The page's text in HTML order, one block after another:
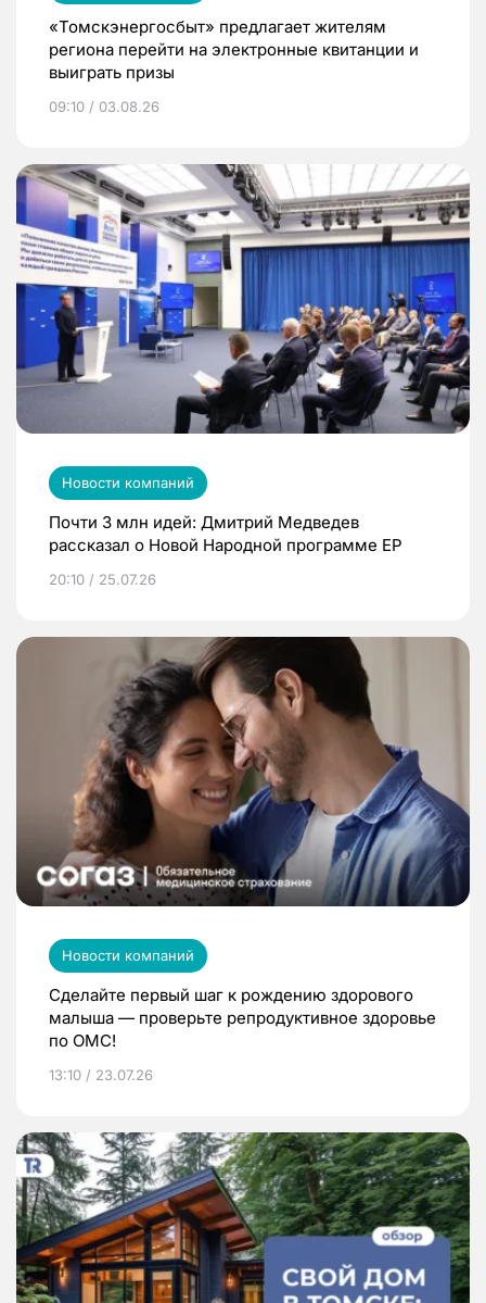
«Томскэнергосбыт» предлагает жителям
региона перейти на электронные квитанции и
выиграть призы
09:10 / 03.08.26
Новости компаний
Почти 3 млн идей: Дмитрий Медведев
рассказал о Новой Народной программе ЕР
20:10 / 25.07.26
Новости компаний
Сделайте первый шаг к рождению здорового
малыша — проверьте репродуктивное здоровье
по ОМС!
13:10 / 23.07.26